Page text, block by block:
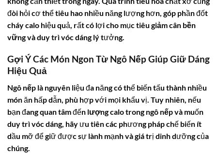
đòi hỏi cơ thể tiêu hao nhiều năng lượng hơn, góp phần đốt
cháy calo hiệu quả, rất có lợi cho mục tiêu giảm cân bền
vữngvà duy trì vóc dáng lý tưởng.
Gợi Ý Các Món Ngon Từ Ngô Nếp Giúp Giữ Dáng
Hiệu Quả
Ngô nếp là nguyên liệu đa năng có thể biến tấu thành nhiều
món ăn hấp dẫn, phù hợp với mọi khẩu vị. Tuy nhiên, nếu
bạn đang quan tâm đến lượng calo trong ngô nếpvà muốn
duy trì vóc dáng, hãy ưu tiên các phương pháp chế biến ít
dầu mỡ để giữ được sự lành mạnh và giá trị dinh dưỡng của
chúng.